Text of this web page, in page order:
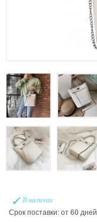
В наличии
Срок поставки: от 60 дней